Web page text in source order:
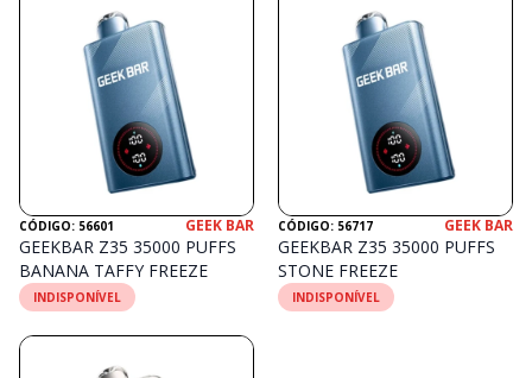
CÓDIGO: 56601 GEEK BAR
GEEKBAR Z35 35000 PUFFS
BANANA TAFFY FREEZE
INDISPONÍVEL
CÓDIGO: 56717 GEEK BAR
GEEKBAR Z35 35000 PUFFS
STONE FREEZE
INDISPONÍVEL